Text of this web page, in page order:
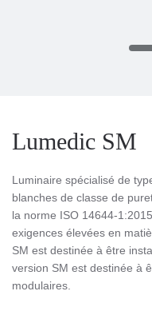
Lumedic SM
Luminaire spécialisé de
blanches de classe de
la norme ISO 14644-
exigences élevées en
SM est destinée à être
version SM est destinée à
modulaires.